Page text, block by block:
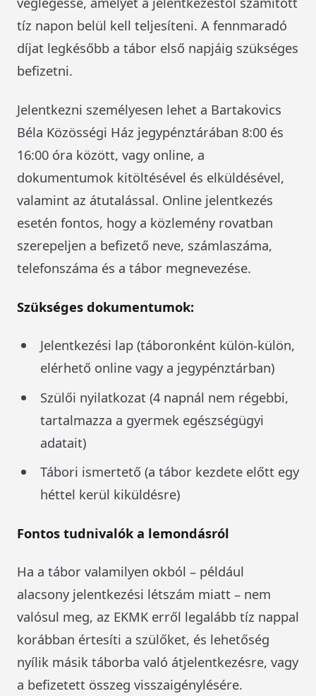
tíz napon belül kell teljesíteni. A fennmaradó
díjat legkésőbb a tábor első napjáig szükséges
befizetni.
Jelentkezni személyesen lehet a Bartakovics
Béla Közösségi Ház jegypénztárában 8:00 és
16:00 óra között, vagy online, a
dokumentumok kitöltésével és elküldésével,
valamint az átutalással. Online jelentkezés
esetén fontos, hogy a közlemény rovatban
szerepeljen a befizető neve, számlaszáma,
telefonszáma és a tábor megnevezése.
Szükséges dokumentumok:
Jelentkezési lap (táboronként külön-külön,
elérhető online vagy a jegypénztárban)
Szülői nyilatkozat (4 napnál nem régebbi,
tartalmazza a gyermek egészségügyi
adatait)
Tábori ismertető (a tábor kezdete előtt egy
héttel kerül kiküldésre)
Fontos tudnivalók a lemondásról
Ha a tábor valamilyen okból – például
alacsony jelentkezési létszám miatt – nem
valósul meg, az EKMK erről legalább tíz nappal
korábban értesíti a szülőket, és lehetőség
nyílik másik táborba való átjelentkezésre, vagy
a befizetett összeg visszaigénylésére.